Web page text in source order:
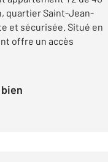
quartier Saint-Jean-
et sécurisée. Situé en
offre un accès
bien